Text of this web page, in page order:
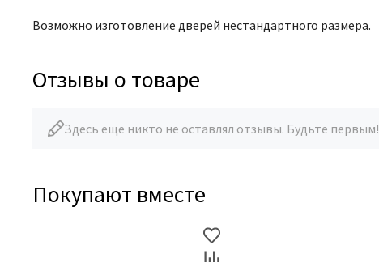
Возможно изготовление дверей нестандартного размера.
Отзывы о товаре
Здесь еще никто не оставлял отзывы. Будьте первым!
Покупают вместе